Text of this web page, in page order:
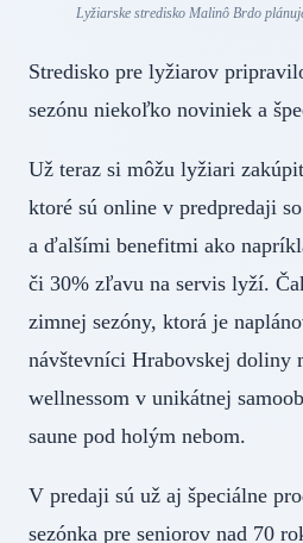
Lyžiarske stredisko Malinô Brdo
Stredisko pre lyžiarov
sezónu niekoľko noviniek a
Už teraz si môžu lyžiari
ktoré sú online v predpredaji
a ďalšími benefitmi ako
či 30% zľavu na servis lyží.
zimnej sezóny, ktorá je
návštevníci Hrabovskej doliny
wellnessom v unikátnej
saune pod holým nebom.
V predaji sú už aj špeciálne
sezónka pre seniorov nad 70